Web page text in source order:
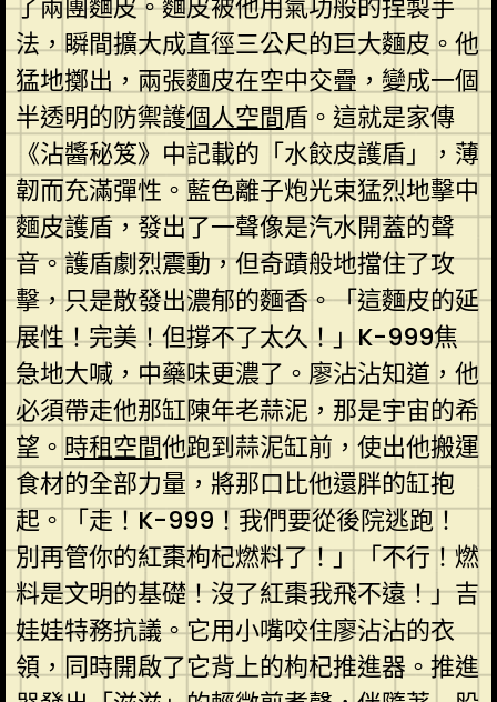
了兩團麵皮。麵皮被他用氣功般的捏製手
法，瞬間擴大成直徑三公尺的巨大麵皮。他
猛地擲出，兩張麵皮在空中交疊，變成一個
半透明的防禦護個人空間盾。這就是家傳
《沾醬秘笈》中記載的「水餃皮護盾」，薄
韌而充滿彈性。藍色離子炮光束猛烈地擊中
麵皮護盾，發出了一聲像是汽水開蓋的聲
音。護盾劇烈震動，但奇蹟般地擋住了攻
擊，只是散發出濃郁的麵香。「這麵皮的延
展性！完美！但撐不了太久！」K-999焦
急地大喊，中藥味更濃了。廖沾沾知道，他
必須帶走他那缸陳年老蒜泥，那是宇宙的希
望。 時租空間他跑到蒜泥缸前，使出他搬運
食材的全部力量，將那口比他還胖的缸抱
起。「走！K-999！我們要從後院逃跑！
別再管你的紅棗枸杞燃料了！」「不行！燃
料是文明的基礎！沒了紅棗我飛不遠！」吉
娃娃特務抗議。它用小嘴咬住廖沾沾的衣
領，同時開啟了它背上的枸杞推進器。推進